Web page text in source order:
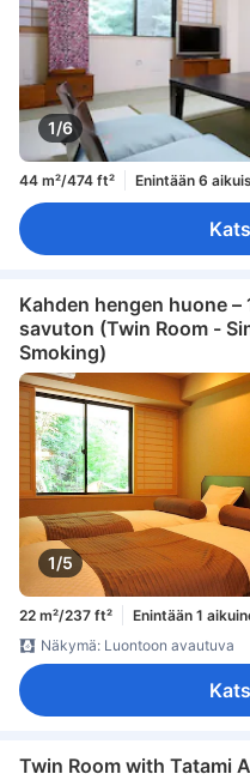
1/6
44 m²/474 ft² Enintään 6
Kahden hengen huone –
savuton (Twin Room -
Smoking)
1/5
22 m²/237 ft² Enintään 1
Näkymä: Luontoon avautuva
Twin Room with Tatami